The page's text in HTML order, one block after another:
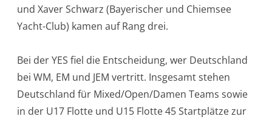
und Xaver Schwarz (Bayerischer und Chiemsee
Yacht-Club) kamen auf Rang drei.
Bei der YES fiel die Entscheidung, wer Deutschland
bei WM, EM und JEM vertritt. Insgesamt stehen
Deutschland für Mixed/Open/Damen Teams sowie
in der U17 Flotte und U15 Flotte 45 Startplätze zur